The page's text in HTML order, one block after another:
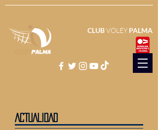
CLUBVOLEY PALMA
ACTUALIDAD